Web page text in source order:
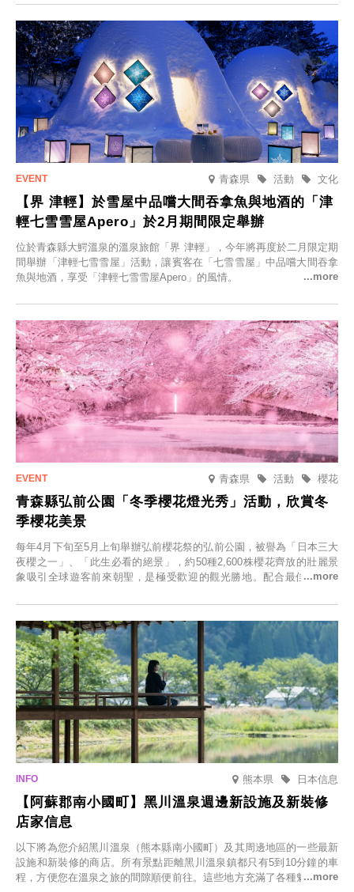
人的旅館，您才能在此與重要的人共度獨一無二的特別時光。
青森県 文化
活動
【界 津輕】於雪屋中品嚐大間吞拿魚與地酒的「津
輕七雪雪屋Apero」於2月期間限定舉辦
位於青森縣大鰐溫泉的溫泉旅館「界 津輕」，今年將再度於二月限定期
間舉辦「津輕七雪雪屋」活動，讓賓客在「七雪雪屋」中品嚐大間吞拿
魚與地酒，享受「津輕七雪雪屋Apero」的風情。
青森県 櫻花
活動
青森縣弘前公園「冬季櫻花燈光秀」活動，欣賞冬
季櫻花美景
每年4月下旬至5月上旬舉辦弘前櫻花祭的弘前公園，被譽為「日本三大
夜櫻之一」、「此生必看的絕景」，約50種2,600株櫻花齊放的壯麗景
象吸引全球遊客前來朝聖，是極受歡迎的觀光勝地。配合最佳觀雪時
「冬季櫻花燈光秀」。
熊本県 日本信息
【阿蘇郡南小國町】黑川溫泉週邊新設施及新裝修
店家信息
以下將為您介紹黑川溫泉（熊本縣南小國町）及其周邊地區的一些最新
設施和新裝修的商店。所有景點距離黑川溫泉鎮都只有5到10分鐘的車
程，方便您在溫泉之旅的間隙順便前往。這些地方充滿了各種魅力，包